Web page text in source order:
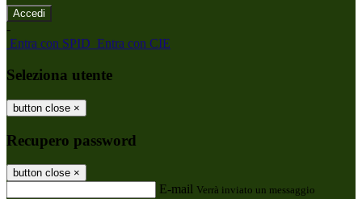
-
Entra con SPID Entra con CIE
Seleziona utente
button close ×
Recupero password
button close ×
E-mail Verrà inviato un messaggio